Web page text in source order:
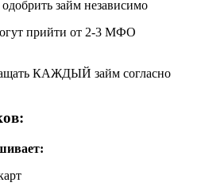
займ независимо
прийти от 2-3 МФО
КАЖДЫЙ займ согласно